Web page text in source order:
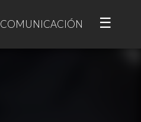
COMUNICACIÓN ☰